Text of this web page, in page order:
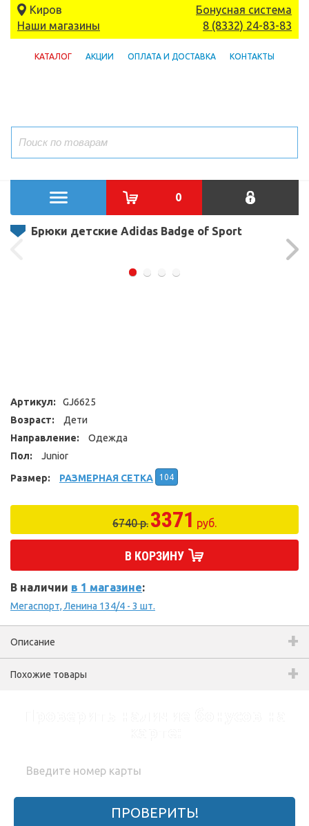
Киров
Наши магазины
Бонусная система
8 (8332) 24-83-83
КАТАЛОГ АКЦИИ ОПЛАТА И ДОСТАВКА КОНТАКТЫ
0
Брюки детские Adidas Badge of Sport
Артикул:
GJ6625
Возраст:
Дети
Направление:
Одежда
Пол:
Junior
Размер:
РАЗМЕРНАЯ СЕТКА 104
6740 р. 3371 руб.
В КОРЗИНУ
В наличии в 1 магазине:
Мегаспорт, Ленина 134/4 - 3 шт.
Описание
Похожие товары
ПРОВЕРИТЬ!